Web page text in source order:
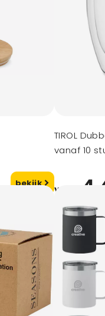
bekijk
TIROL
vanaf 10
vanaf